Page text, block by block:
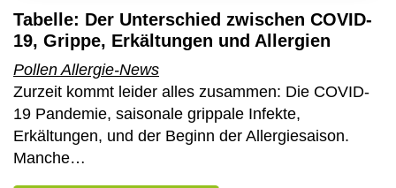
Tabelle: Der Unterschied zwischen COVID-
19, Grippe, Erkältungen und Allergien
Pollen Allergie-News
Zurzeit kommt leider alles zusammen: Die COVID-
19 Pandemie, saisonale grippale Infekte,
Erkältungen, und der Beginn der Allergiesaison.
Manche…